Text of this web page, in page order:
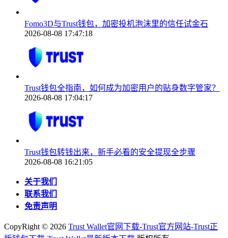
Fomo3D与Trust钱包，加密投机泡沫里的信任试金石
2026-08-08 17:47:18
Trust钱包全指南，如何成为加密用户的贴身数字管家？
2026-08-08 17:04:17
Trust钱包转钱出来，新手必看的安全提现全步骤
2026-08-08 16:21:05
关于我们
联系我们
免责声明
CopyRight © 2026 Trust Wallet官网下载-Trust官方网站-Trust正